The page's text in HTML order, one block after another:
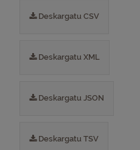
Deskargatu CSV
Deskargatu XML
Deskargatu JSON
Deskargatu TSV